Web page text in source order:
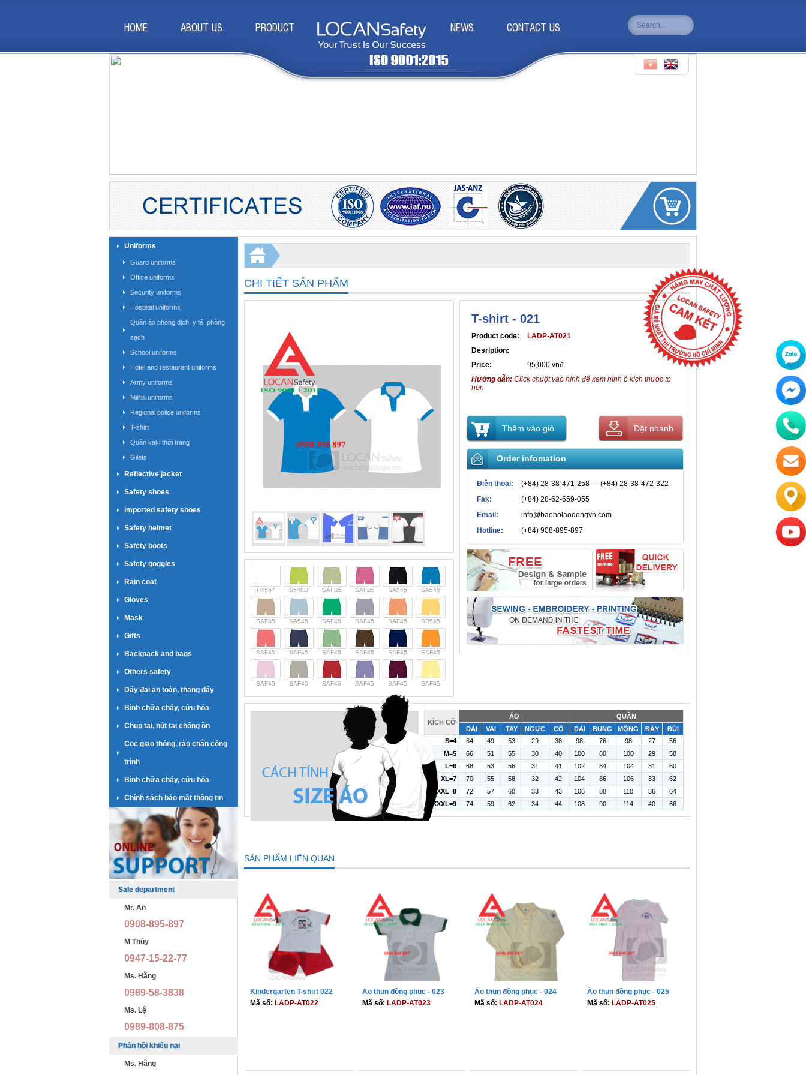
HOME ABOUT US PRODUCT NEWS CONTACT US
CHI TIẾT SẢN PHẨM
H4567 S545D SAFD5 SAFD5 SA545 SA545
SAF45 SA545 SAF45 SAF45 SAF45 SD545
SAF45 SAF45 SAF45 SAF45 SAF45 SAF45
SAF45 SAF45 SAF45 SAF45 SAF45 SAF45
T-shirt - 021
Product code:
LADP-AT021
Desription:
Price:
95,000 vnđ
Hướng dẫn: Click chuột vào hình để xem hình ở kích thước to
hơn
Thêm vào giỏ Đặt nhanh
Order infomation
Điện thoại:
(+84) 28-38-471-258 --- (+84) 28-38-472-322
Fax:
(+84) 28-62-659-055
Email:
info@baoholaodongvn.com
Hotline:
(+84) 908-895-897
KÍCH CỠ
ÁO
QUẦN
DÀI
VAI TAY NGỰC CỔ DÀI BỤNG MÔNG ĐÁY
ĐÙI
S=4
64 49 53 29 38 98 76 98 27
56
M=5
66 51 55 30 40 100 80 100 29
58
L=6
68 53 56 31 41 102 84 104 31
60
XL=7
70 55 58 32 42 104 86 106 33
62
XXL=8
72 57 60 33 43 106 88 110 36
64
XXXL=9
74 59 62 34 44 108 90 114 40 66
SẢN PHẨM LIÊN QUAN
Kindergarten T-shirt 022
Mã số: LADP-AT022
Áo thun đồng phục - 023
Mã số: LADP-AT023
Áo thun đồng phục - 024
Mã số: LADP-AT024
Áo thun đồng phục - 025
Mã số: LADP-AT025
Uniforms
Guard uniforms
Office uniforms
Security uniforms
Hospital uniforms
Quần áo phòng dịch, y tế, phòng
sạch
School uniforms
Hotel and restaurant uniforms
Army uniforms
Militia uniforms
Regional police uniforms
T-shirt
Quần kaki thời trang
Gilets
Reflective jacket
Safety shoes
Imported safety shoes
Safety helmet
Safety boots
Safety goggles
Rain coat
Gloves
Mask
Gifts
Backpack and bags
Others safety
Dây đai an toàn, thang dây
Bình chữa cháy, cứu hỏa
Chụp tai, nút tai chống ồn
Cọc giao thông, rào chắn công
trình
Bình chữa cháy, cứu hỏa
Chính sách bảo mật thông tin
Sale department
Mr. An
0908-895-897
M Thủy
0947-15-22-77
Ms. Hằng
0989-58-3838
Ms. Lệ
0989-808-875
Phản hồi khiếu nại
Ms. Hằng